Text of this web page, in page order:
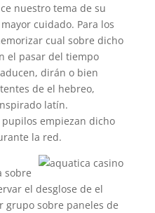
nuestro tema de su
cuidado. Para los
cual sobre dicho
el pasar del tiempo
dirán o bien
de el hebreo,
latín.
pupilos empiezan dicho
la red.
sobre
el desglose de el
grupo sobre paneles de